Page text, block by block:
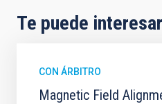
Te puede interesar
CON ÁRBITRO
Magnetic Field